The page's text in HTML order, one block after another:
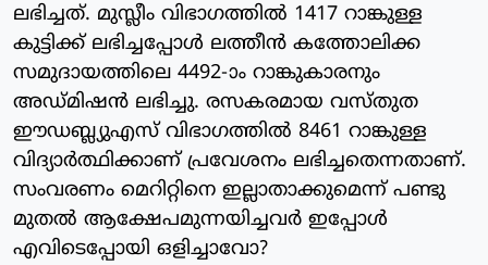
ലഭിച്ചത്. മുസ്ലീം വിഭാഗത്തില്‍ 1417 റാങ്കുള്ള
കുട്ടിക്ക് ലഭിച്ചപ്പോള്‍ ലത്തീന്‍ കത്തോലിക്ക
സമുദായത്തിലെ 4492-ാം റാങ്കുകാരനും
അഡ്മിഷന്‍ ലഭിച്ചു. രസകരമായ വസ്തുത
ഈഡബ്ല്യുഎസ് വിഭാഗത്തില്‍ 8461 റാങ്കുള്ള
വിദ്യാര്‍ത്ഥിക്കാണ് പ്രവേശനം ലഭിച്ചതെന്നതാണ്.
സംവരണം മെറിറ്റിനെ ഇല്ലാതാക്കുമെന്ന് പണ്ടു
മുതല്‍ ആക്ഷേപമുന്നയിച്ചവര്‍ ഇപ്പോള്‍
എവിടെപ്പോയി ഒളിച്ചാവോ?